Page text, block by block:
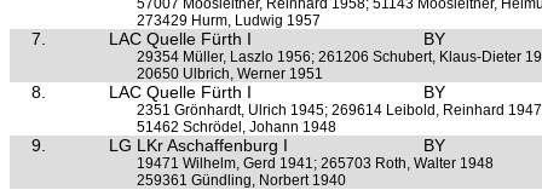
57007 Moosleitner, Reinhard 1958; 51143 Moosleitner,
273429 Hurm, Ludwig 1957
7. LAC Quelle Fürth I BY
29354 Müller, Laszlo 1956; 261206 Schubert, Klaus-Dieter
20650 Ulbrich, Werner 1951
8. LAC Quelle Fürth I BY
2351 Grönhardt, Ulrich 1945; 269614 Leibold, Reinhard 1947
51462 Schrödel, Johann 1948
9. LG LKr Aschaffenburg I BY
19471 Wilhelm, Gerd 1941; 265703 Roth, Walter 1948
259361 Gündling, Norbert 1940